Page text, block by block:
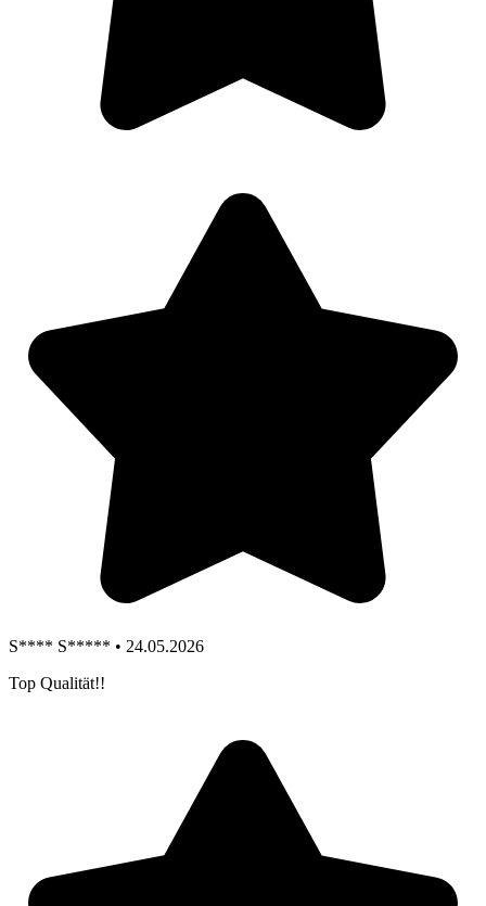
S**** S***** • 24.05.2026
Top Qualität!!